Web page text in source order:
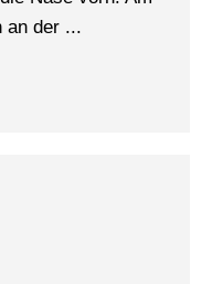
an der ...